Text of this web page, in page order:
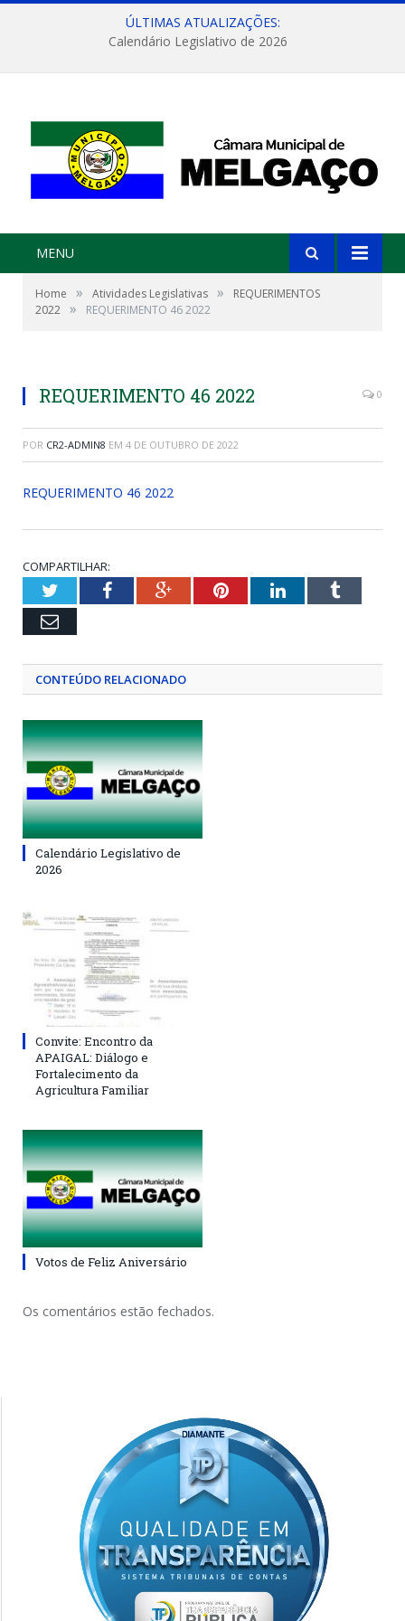
ÚLTIMAS ATUALIZAÇÕES:
Calendário Legislativo de 2026
MENU
Home » Atividades Legislativas »
REQUERIMENTOS
2022 » REQUERIMENTO 46 2022
REQUERIMENTO 46 2022 0
POR CR2-ADMIN8 EM 4 DE OUTUBRO DE 2022
REQUERIMENTO 46 2022
COMPARTILHAR:
TwitterFacebookGoogle+PinterestLinkedInTumblr
Email
CONTEÚDO RELACIONADO
Calendário Legislativo de
2026
Convite: Encontro da
APAIGAL: Diálogo e
Fortalecimento da
Agricultura Familiar
Votos de Feliz Aniversário
Os comentários estão fechados.